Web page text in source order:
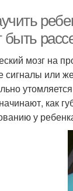
быть
мозг на
сигналы или
как
у